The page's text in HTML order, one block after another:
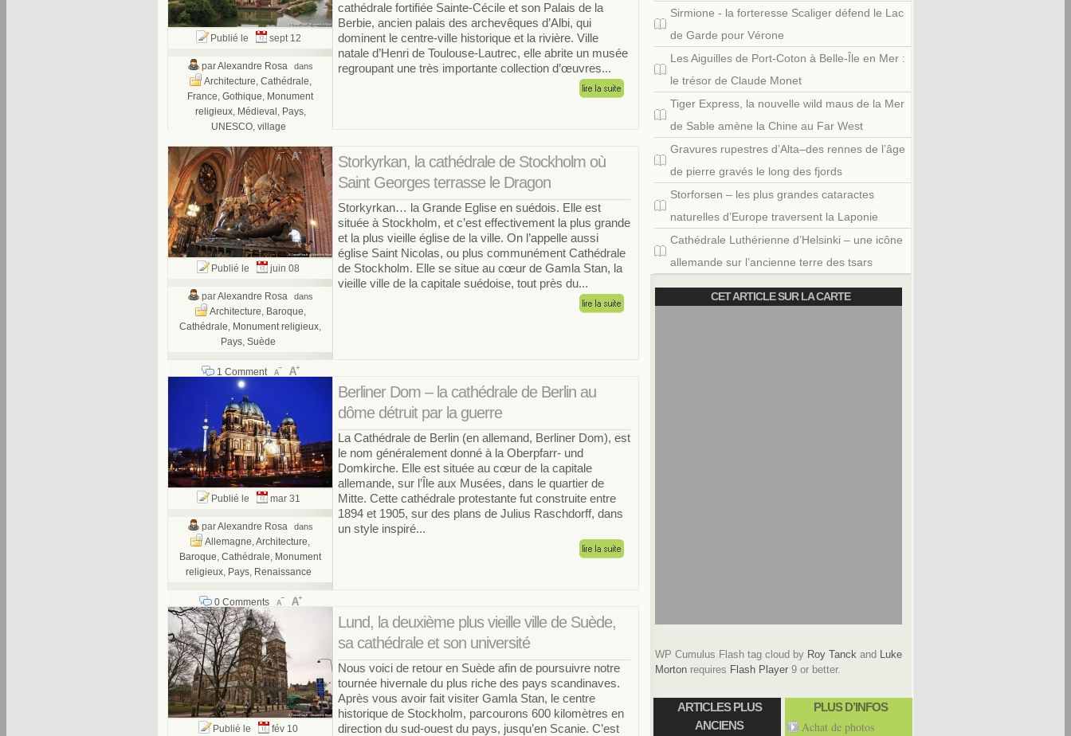
Publié le sept 12
parAlexandre Rosa dans
Architecture, Cathédrale,
France, Gothique, Monument
religieux, Médieval , Pays,
UNESCO, village
0 Comments
cathédrale fortifiée Sainte-Cécile et son Palais de la
Berbie, ancien palais des archevêques d’Albi, qui
dominent le centre-ville historique et la rivière. Ville
natale d’Henri de Toulouse-Lautrec, elle abrite un musée
regroupant une très importante collection d’œuvres...
Publié le juin 08
parAlexandre Rosa dans
Architecture, Baroque,
Cathédrale, Monument religieux,
Pays, Suède
1 Comment
Storkyrkan, la cathédrale de Stockholm où
Saint Georges terrasse le Dragon
Storkyrkan… la Grande Eglise en suédois. Elle est
située à Stockholm, et c’est effectivement la plus grande
et la plus vieille église de la ville. On l’appelle aussi
église Saint Nicolas, ou plus communément Cathédrale
de Stockholm. Elle se situe au cœur de Gamla Stan, la
vieille ville de la capitale suédoise, tout près du...
Publié le mar 31
parAlexandre Rosa dans
Allemagne,Architecture,
Baroque, Cathédrale, Monument
religieux, Pays, Renaissance
0 Comments
Berliner Dom – la cathédrale de Berlin au
dôme détruit par la guerre
La Cathédrale de Berlin (en allemand, Berliner Dom), est
le nom généralement donné à la Oberpfarr- und
Domkirche. Elle est située au cœur de la capitale
allemande, sur l’Île aux Musées, dans le quartier de
Mitte. Cette cathédrale protestante fut construite entre
1894 et 1905, sur des plans de Julius Raschdorff, dans
un style inspiré...
Publié le fév 10
Lund, la deuxième plus vieille ville de Suède,
sa cathédrale et son université
Nous voici de retour en Suède afin de poursuivre notre
tournée hivernale du plus riche des pays scandinaves.
Après vous avoir fait visiter Gamla Stan, le centre
historique de Stockholm, parcourons 600 kilomètres en
direction du sud-ouest du pays, jusqu’en Scanie. C’est
Sirmione - la forteresse Scaliger défend le Lac
de Garde pour Vérone
Les Aiguilles de Port-Coton à Belle-Île en Mer :
le trésor de Claude Monet
Tiger Express, la nouvelle wild maus de la Mer
de Sable amène la Chine au Far West
Gravures rupestres d’Alta–des rennes de l’âge
de pierre gravés le long des fjords
Storforsen – les plus grandes cataractes
naturelles d’Europe traversent la Laponie
Cathédrale Luthérienne d’Helsinki – une icône
allemande sur l’ancienne terre des tsars
CET ARTICLE SUR LA CARTE
WP Cumulus Flash tag cloud by Roy Tanck and Luke
Morton requires Flash Player 9 or better.
ARTICLES PLUS
ANCIENS
PLUS D’INFOS
Achat de photos